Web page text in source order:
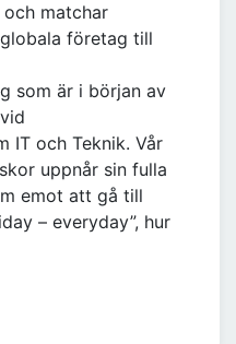
matchar
företag till
som är i början av
IT och Teknik. Vår
uppnår sin fulla
emot att gå till
– everyday”, hur